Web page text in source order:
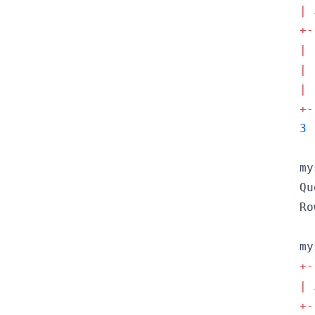
|
+
|
|
|
+
3
+
|
+